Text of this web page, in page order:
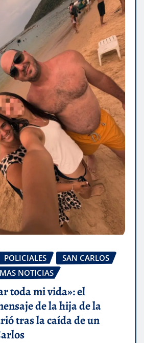
POLICIALES
SAN CARLOS
NOTICIAS
toda mi vida»: el
de la hija de la
tras la caída de un